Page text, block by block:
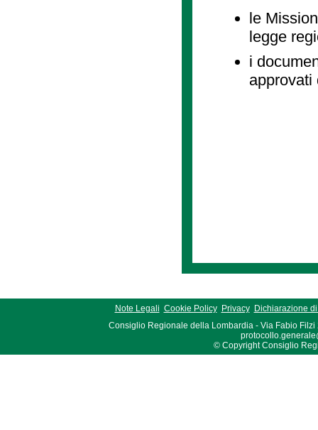
le
legge
i
approvati
Note Legali Cookie Policy Privacy
Dichiarazione
Consiglio Regionale della Lombardia - Via Fabio Filzi
© Copyright Consiglio